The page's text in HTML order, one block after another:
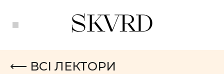
⟵ ВСІ ЛЕКТОРИ